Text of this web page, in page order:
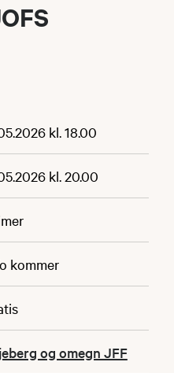
kl. 18.00
kl. 20.00
kommer
og omegn JFF